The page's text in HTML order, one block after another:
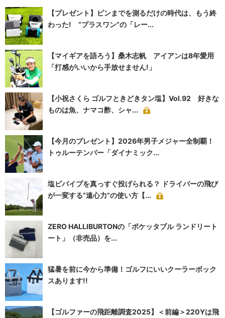
【プレゼント】ピンまでを測るだけの時代は、もう終
わった! “プラスワン”の「レー...
【マイギアを語ろう】桑木志帆 アイアンは8年愛用
「打感がいいから手放せません!」
【小祝さくら ゴルフときどきタン塩】Vol.92 好きな
ものは魚、ナマコ酢、シャ...
【今月のプレゼント】2026年男子メジャー全制覇！
トゥルーテンパー「ダイナミック...
塩ビパイプを真っすぐ投げられる？ ドライバーの飛び
が一変する“遠心力”の使い方【...
ZERO HALLIBURTONの「ポケッタブル ランドリート
ート」（非売品）を...
猛暑を前に今から準備！ゴルフにいいクーラーボック
スあります!!
【ゴルファーの飛距離調査2025】＜前編＞220Yは飛